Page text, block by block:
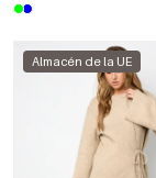
Almacén de la UE